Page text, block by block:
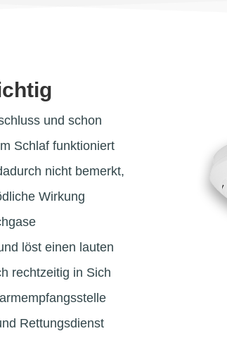
und schon
Schlaf funktioniert
nicht bemerkt,
Wirkung
löst einen lauten
rechtzeitig in Sich
Rettungsdienst